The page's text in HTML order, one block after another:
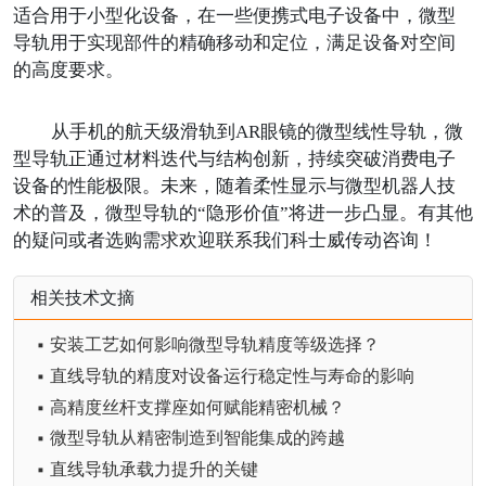
适合用于小型化设备，在一些便携式电子设备中，微型
导轨用于实现部件的精确移动和定位，满足设备对空间
的高度要求。
从手机的航天级滑轨到 AR眼镜的微型线性导轨，微
型导轨正通过材料迭代与结构创新，持续突破消费电子
设备的性能极限。未来，随着柔性显示与微型机器人技
术的普及，微型导轨的“隐形价值”将进一步凸显。有其他
的疑问或者选购需求欢迎联系我们科士威传动咨询！
相关技术文摘
▪ 安装工艺如何影响微型导轨精度等级选择？
▪ 直线导轨的精度对设备运行稳定性与寿命的影响
▪ 高精度丝杆支撑座如何赋能精密机械？
▪ 微型导轨从精密制造到智能集成的跨越
▪ 直线导轨承载力提升的关键